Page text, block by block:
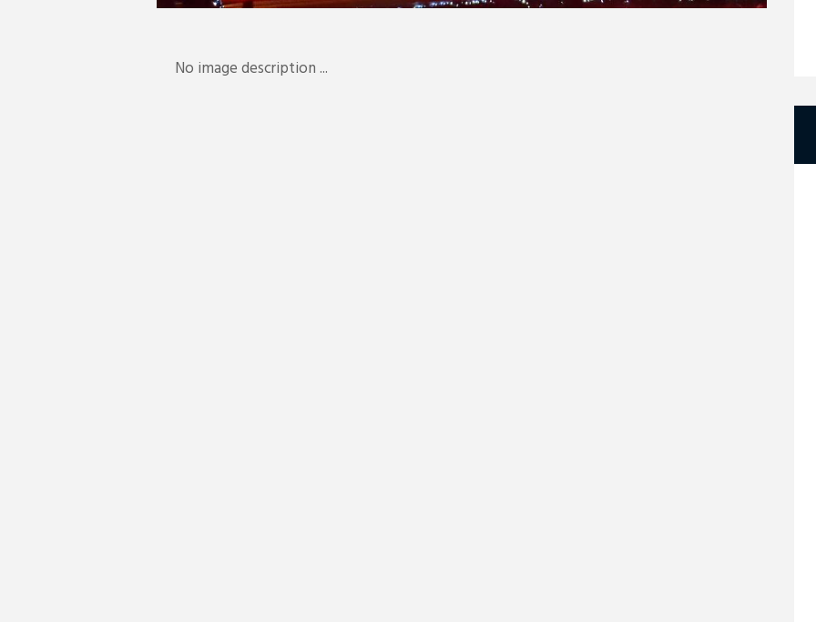
No image description ...